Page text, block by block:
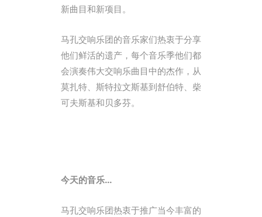
新曲目和新项目。
马孔交响乐团的音乐家们热衷于分享
他们鲜活的遗产，每个音乐季他们都
会演奏伟大交响乐曲目中的杰作，从
莫扎特、斯特拉文斯基到舒伯特、柴
可夫斯基和贝多芬。
今天的音乐…
马孔交响乐团热衷于推广当今丰富的